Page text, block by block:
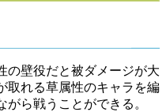
の壁役だと被ダメージが大
取れる草属性のキャラを編
ら戦うことができる。